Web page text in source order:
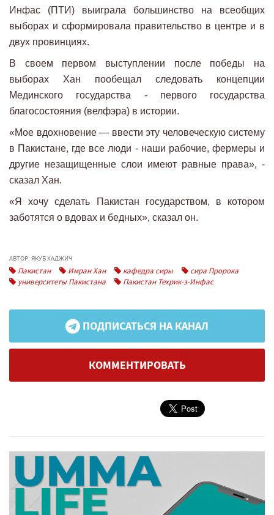
Инфас (ПТИ) выиграла большинство на всеобщих
выборах и сформировала правительство в центре и в
двух провинциях.
В своем первом выступлении после победы на
выборах Хан пообещал следовать концепции
Мединского государства - первого государства
благосостояния (велфэра) в истории.
«Мое вдохновение — ввести эту человеческую систему
в Пакистане, где все люди - наши рабочие, фермеры и
другие незащищенные слои имеют равные права», -
сказал Хан.
«Я хочу сделать Пакистан государством, в котором
заботятся о вдовах и бедных», сказал он.
АВТОР: ЯКУБ ХАДЖИЧ
Пакистан Имран Хан кафедра сиры
сира Пророка
университеты Пакистана
Пакистан Техрик-э-Инфас
ПОДПИСАТЬСЯ НА КАНАЛ
КОММЕНТИРОВАТЬ